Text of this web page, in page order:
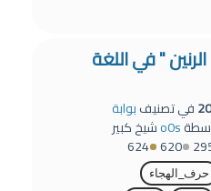
" في اللغة
في تصنيفبوابة
o0sشيخ كبير
620
624
حرف_الهجاء